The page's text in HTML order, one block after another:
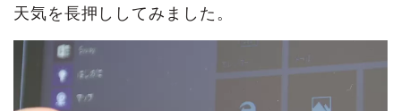
天気を長押ししてみました。